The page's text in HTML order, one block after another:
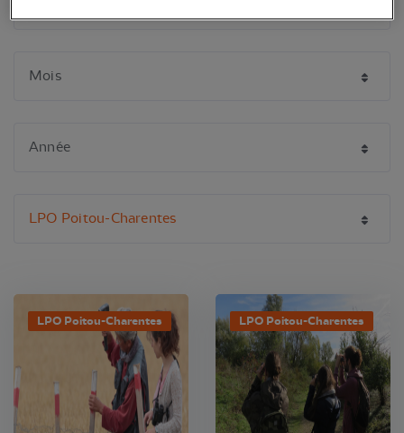
LPO Poitou-Charentes LPO Poitou-Charentes